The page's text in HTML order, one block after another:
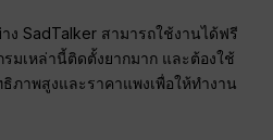
ง SadTalker สามารถใช้งานได้ฟรี
มเหล่านี้ติดตั้งยากมาก และต้องใช้
ภาพสูงและราคาแพงเพื่อให้ทำงาน